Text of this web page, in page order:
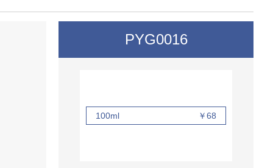
PYG0016
100ml ￥68